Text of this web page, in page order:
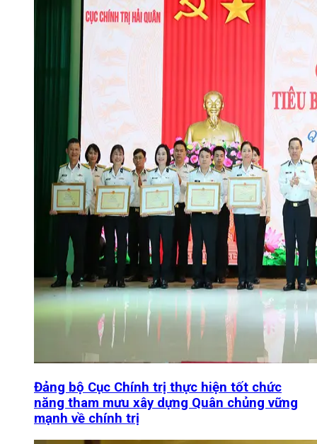
Đảng bộ Cục Chính trị thực hiện tốt chức
năng tham mưu xây dựng Quân chủng vững
mạnh về chính trị